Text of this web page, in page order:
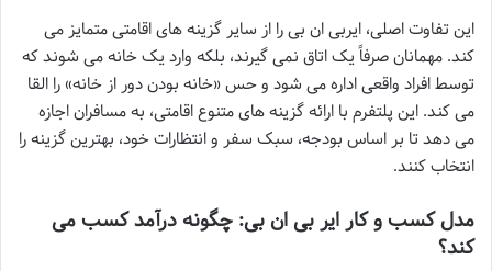
این تفاوت اصلی، ایربی ان بی را از سایر گزینه های اقامتی متمایز می
کند. مهمانان صرفاً یک اتاق نمی گیرند، بلکه وارد یک خانه می شوند که
توسط افراد واقعی اداره می شود و حس «خانه بودن دور از خانه» را القا
می کند. این پلتفرم با ارائه گزینه های متنوع اقامتی، به مسافران اجازه
می دهد تا بر اساس بودجه، سبک سفر و انتظارات خود، بهترین گزینه را
انتخاب کنند.
مدل کسب و کار ایر بی ان بی: چگونه درآمد کسب می
کند؟